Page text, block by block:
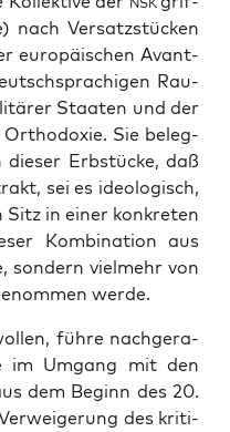
nach Ver­satz­stü­cken
euro­päi­schen Avant­
Rau­
Staa­ten und der
Sie beleg­
Erb­stü­cke, daß
sei es ideo­lo­gisch,
Sitz in einer kon­kre­ten
Kom­bi­na­ti­on aus
son­dern viel­mehr von
werde.
füh­re nach­ge­ra­
im Umgang mit den
dem Beginn des 20.
des kri­ti­